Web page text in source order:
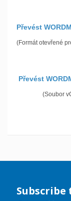
Převést
(Formát otevřené
Převést
(Soubor
Subscribe